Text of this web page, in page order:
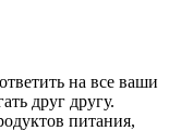
на все ваши
друг другу.
питания,